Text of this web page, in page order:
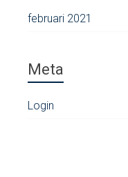
februari 2021
Meta
Login